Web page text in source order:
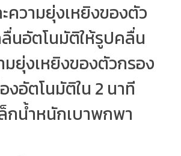
ความยุ่งเหยิงของตัว
นอัตโนมัติให้รูปคลื่น
มยุ่งเหยิงของตัวกรอง
งอัตโนมัติใน 2 นาที
กน้ำหนักเบาพกพา